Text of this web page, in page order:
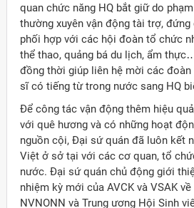
quan chức năng HQ bắt giữ do
thường xuyên vận động tài trợ,
phối hợp với các hội đoàn tổ chức
thể thao, quảng bá du lịch, ẩm
đồng thời giúp liên hệ mời các đoàn
sĩ có tiếng từ trong nước sang HQ
Để công tác vận động thêm hiệu
với quê hương và có những hoạt
nguồn cội, Đại sứ quán đã luôn kết
Việt ở sở tại với các cơ quan, tổ
nước. Đại sứ quán chủ động giới
nhiệm kỳ mới của AVCK và VSAK
NVNONN và Trung ương Hội Sinh